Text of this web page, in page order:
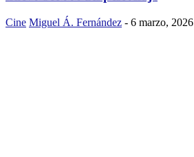
Cine Miguel Á. Fernández - 6 marzo, 2026